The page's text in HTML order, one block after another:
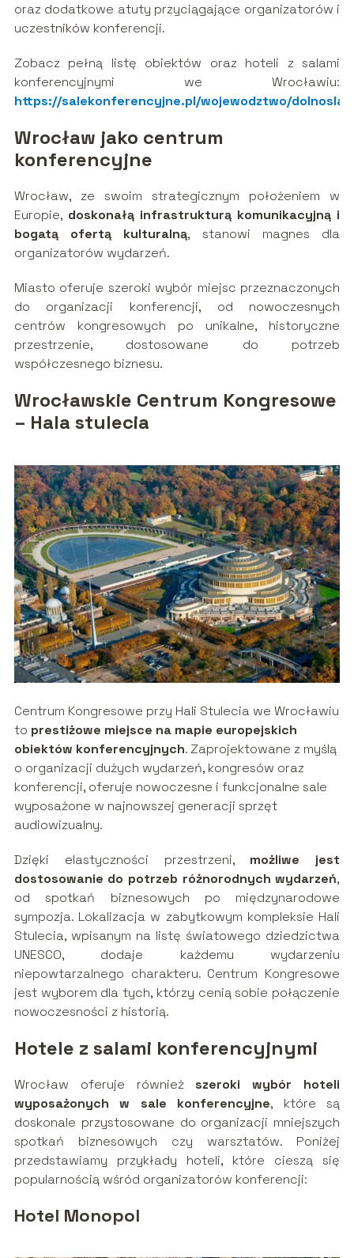
oraz dodatkowe atuty przyciągające organizatorów i
uczestników konferencji.
Zobacz pełną listę obiektów oraz hoteli z salami
konferencyjnymi we Wrocławiu:
https://salekonferencyjne.pl/wojewodztwo/
Wrocław jako centrum
konferencyjne
Wrocław, ze swoim strategicznym położeniem w
Europie, doskonałą infrastrukturą komunikacyjną i
bogatą ofertą kulturalną, stanowi magnes dla
organizatorów wydarzeń.
Miasto oferuje szeroki wybór miejsc przeznaczonych
do organizacji konferencji, od nowoczesnych
centrów kongresowych po unikalne, historyczne
przestrzenie, dostosowane do potrzeb
współczesnego biznesu.
Wrocławskie Centrum Kongresowe
– Hala stulecia
Centrum Kongresowe przy Hali Stulecia we Wrocławiu
to prestiżowe miejsce na mapie europejskich
obiektów konferencyjnych. Zaprojektowane z myślą
o organizacji dużych wydarzeń, kongresów oraz
konferencji, oferuje nowoczesne i funkcjonalne sale
wyposażone w najnowszej generacji sprzęt
audiowizualny.
Dzięki elastyczności przestrzeni, możliwe jest
dostosowanie do potrzeb różnorodnych wydarzeń,
od spotkań biznesowych po międzynarodowe
sympozja. Lokalizacja w zabytkowym kompleksie Hali
Stulecia, wpisanym na listę światowego dziedzictwa
UNESCO, dodaje każdemu wydarzeniu
niepowtarzalnego charakteru. Centrum Kongresowe
jest wyborem dla tych, którzy cenią sobie połączenie
nowoczesności z historią.
Hotele z salami konferencyjnymi
Wrocław oferuje również szeroki wybór hoteli
wyposażonych w sale konferencyjne, które są
doskonale przystosowane do organizacji mniejszych
spotkań biznesowych czy warsztatów. Poniżej
przedstawiamy przykłady hoteli, które cieszą się
popularnością wśród organizatorów konferencji:
Hotel Monopol